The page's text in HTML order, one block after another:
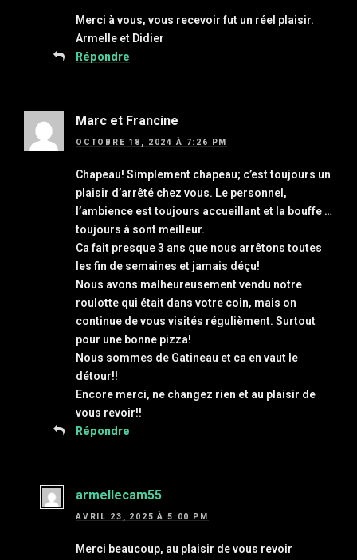
Merci à vous, vous recevoir fut un réel plaisir.
Armelle et Didier
Répondre
Marc et Francine
OCTOBRE 18, 2024 À 7:26 PM
Chapeau! Simplement chapeau; c’est toujours un
plaisir d’arrêté chez vous. Le personnel,
l’ambience est toujours accueillant et la bouffe …
toujours à sont meilleur.
Ca fait presque 3 ans que nous arrêtons toutes
les fin de semaines et jamais déçu!
Nous avons malheureusement vendu notre
roulotte qui était dans votre coin, mais on
continue de vous visités régulièment. Surtout
pour une bonne pizza!
Nous sommes de Gatineau et ca en vaut le
détour!!
Encore merci, ne changez rien et au plaisir de
vous revoir!!
Répondre
armellecam55
AVRIL 23, 2025 À 5:00 PM
Merci beaucoup, au plaisir de vous revoir